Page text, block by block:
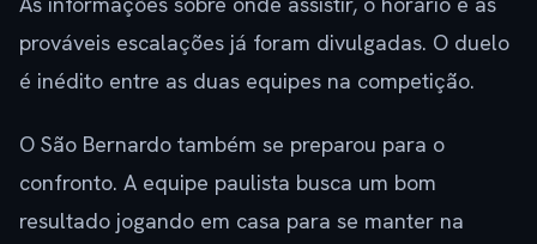
prováveis escalações já foram divulgadas. O duelo
é inédito entre as duas equipes na competição.
O São Bernardo também se preparou para o
confronto. A equipe paulista busca um bom
resultado jogando em casa para se manter na